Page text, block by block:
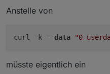
Nach dem ich
"Wettersation"-
die Fehler
Anstelle von
curl -k --data
müsste eigentlich ein